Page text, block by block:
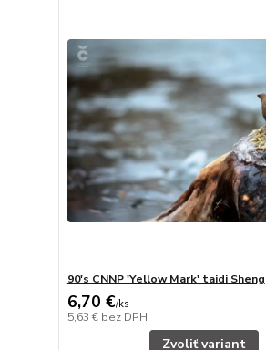
90's CNNP 'Yellow Mark' taidi Sheng
6,70 €/ks
5,63 € bez DPH
Zvoliť variant